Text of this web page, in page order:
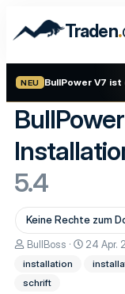
Traden.
NEU BullPower V7 ist
5.4
Keine Rechte zum
A
t
o
BullBoss
D
24 Apr.
installation
schrift